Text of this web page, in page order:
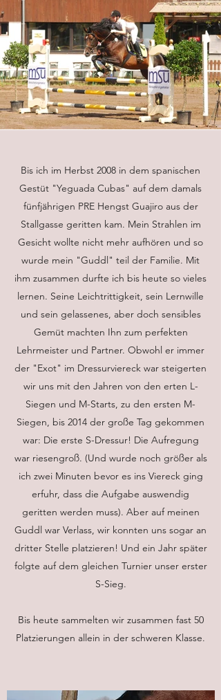
Bis ich im Herbst 2008 in dem spanischen
Gestüt "Yeguada Cubas" auf dem damals
fünfjährigen PRE Hengst Guajiro aus der
Stallgasse geritten kam. Mein Strahlen im
Gesicht wollte nicht mehr aufhören und so
wurde mein "Guddl" teil der Familie. Mit
ihm zusammen durfte ich bis heute so vieles
lernen. Seine Leichtrittigkeit, sein Lernwille
und sein gelassenes, aber doch sensibles
Gemüt machten Ihn zum perfekten
Lehrmeister und Partner. Obwohl er immer
der "Exot" im Dressurviereck war steigerten
wir uns mit den Jahren von den erten L-
Siegen und M-Starts, zu den ersten M-
Siegen, bis 2014 der große Tag gekommen
war: Die erste S-Dressur! Die Aufregung
war riesengroß. (Und wurde noch größer als
ich zwei Minuten bevor es ins Viereck ging
erfuhr, dass die Aufgabe auswendig
geritten werden muss). Aber auf meinen
Guddl war Verlass, wir konnten uns sogar an
dritter Stelle platzieren! Und ein Jahr später
folgte auf dem gleichen Turnier unser erster
S-Sieg.
Bis heute sammelten wir zusammen fast 50
Platzierungen allein in der schweren Klasse.